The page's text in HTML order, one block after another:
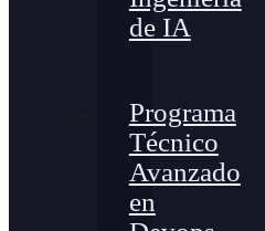
de IA
Programa
Técnico
Avanzado
en